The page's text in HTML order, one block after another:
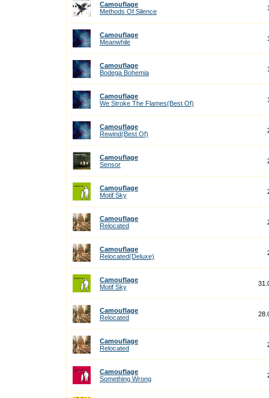
Camouflage
Methods Of Silence
Camouflage
Meanwhile
Camouflage
Bodega Bohemia
Camouflage
We Stroke The Flames(Best Of)
Camouflage
Rewind(Best Of)
Camouflage
Sensor
Camouflage
Motif Sky
Camouflage
Relocated
Camouflage
Relocated(Deluxe)
Camouflage
Motif Sky
Camouflage
Relocated
Camouflage
Relocated
Camouflage
Something Wrong